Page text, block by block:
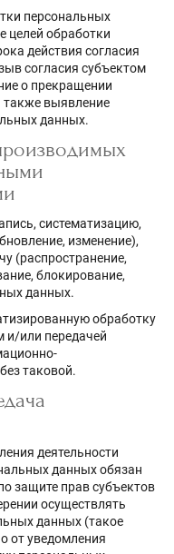
персональных
целей обработки
действия согласия
согласия субъектом
о прекращении
также выявление
данных.
систематизацию,
изменение),
(распространение,
блокирование,
данных.
обработку
и/или передачей
таковой.
деятельности
данных обязан
защите прав субъектов
осуществлять
данных (такое
от уведомления